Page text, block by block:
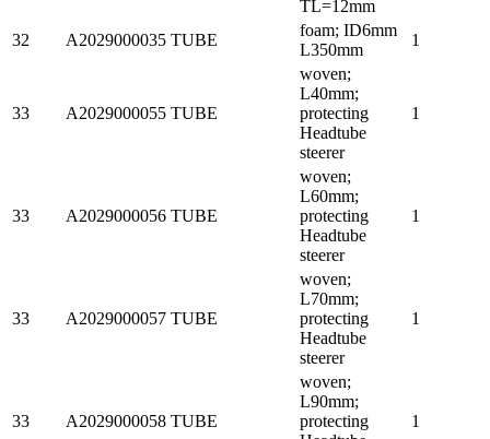
TL=12mm
32
A2029000035 TUBE
foam; ID6mm
L350mm
1
33 A2029000055 TUBE
woven;
L40mm;
protecting
Headtube
steerer
1
33 A2029000056 TUBE
woven;
L60mm;
protecting
Headtube
steerer
1
33 A2029000057 TUBE
woven;
L70mm;
protecting
Headtube
steerer
1
33 A2029000058 TUBE
woven;
L90mm;
protecting
1